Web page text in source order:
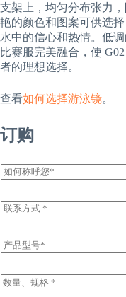
支架上，均匀分布张力
艳的颜色和图案可供选
水中的信心和热情。低
比赛服完美融合，使
者的理想选择。
查看如何选择游泳镜。
订购
姓
名
E
m
i
l
P
r
d
u
I